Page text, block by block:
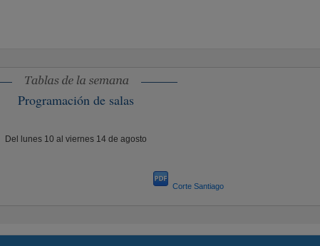
Programación de salas
Del lunes 10 al viernes 14 de agosto
Corte Santiago